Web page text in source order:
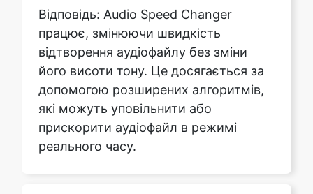
його висоти тону. Це досягається за
допомогою розширених алгоритмів,
які можуть уповільнити або
прискорити аудіофайл в режимі
реального часу.
Питання: Чи можу я